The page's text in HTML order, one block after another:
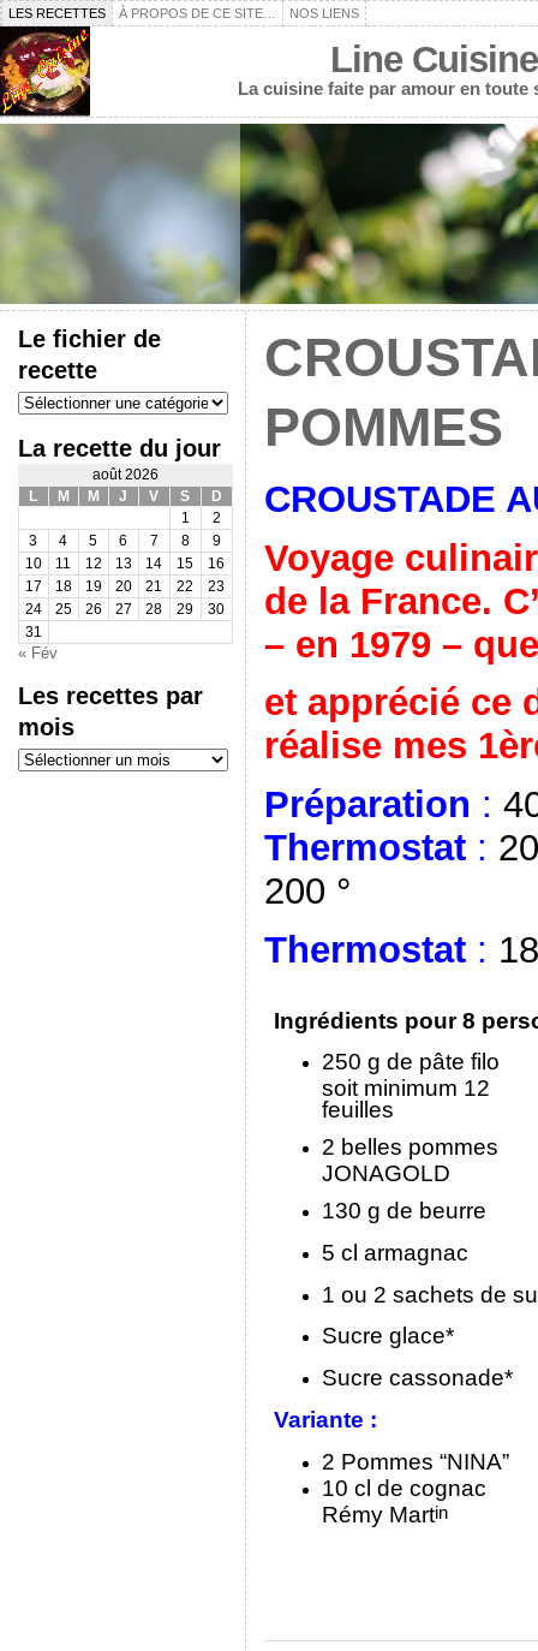
LES RECETTES À PROPOS DE CE SITE… NOS LIENS
Line Cuisine
La cuisine faite par amour en
Le fichier de
recette
Le
fichier
recette
La recette du jour
août 2026
L
M M J V S
D
1
2
3
4 5 6 7 8
9
10
11 12 13 14 15
16
17
18 19 20 21 22
23
24
25 26 27 28 29
30
31
« Fév
Les recettes par
mois
Les
recettes
POMMES
CROUSTADE
Voyage
de la France.
– en 1979 –
et apprécié ce
réalise mes
Préparation :
Thermostat:
200 °
Thermostat:
Ingrédients pour 8
250 g de pâte filo
soit minimum 12
feuilles
2 belles pommes
JONAGOLD
130 g de beurre
5 cl armagnac
1 ou 2 sachets de
Sucre glace*
Sucre cassonade*
Variante :
2 Pommes “NINA”
10 cl de cognac
Rémy Martin